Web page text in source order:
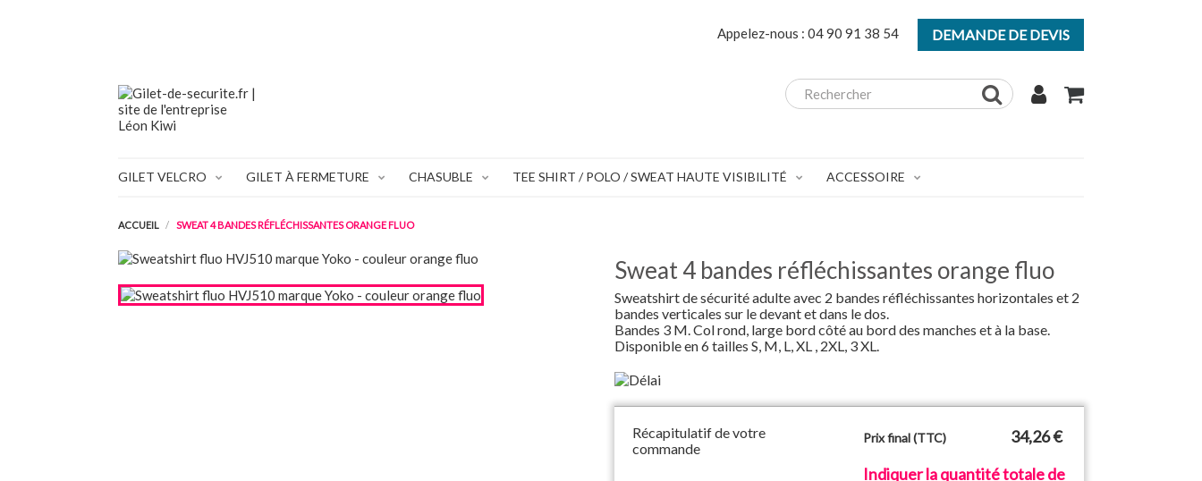
Appelez-nous : 04 90 91 38 54 DEMANDE DE DEVIS
GILET VELCRO GILET À FERMETURE CHASUBLE TEE SHIRT / POLO / SWEAT HAUTE VISIBILITÉ ACCESSOIRE
ACCUEIL SWEAT 4 BANDES RÉFLÉCHISSANTES ORANGE FLUO
Sweat 4 bandes réfléchissantes orange fluo
Sweatshirt de sécurité adulte avec 2 bandes réfléchissantes horizontales et 2
bandes verticales sur le devant et dans le dos.
Bandes 3 M. Col rond, large bord côté au bord des manches et à la base.
Disponible en 6 tailles S, M, L, XL , 2XL, 3 XL.
Récapitulatif de votre
commande
Prix final (TTC)
34,26 €
Indiquer la quantité totale de